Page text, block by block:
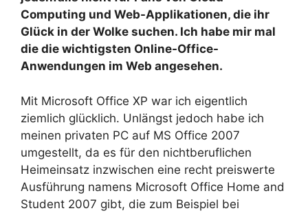
Computing und Web-Applikationen, die ihr
Glück in der Wolke suchen. Ich habe mir mal
die die wichtigsten Online-Office-
Anwendungen im Web angesehen.
Mit Microsoft Office XP war ich eigentlich
ziemlich glücklich. Unlängst jedoch habe ich
meinen privaten PC auf MS Office 2007
umgestellt, da es für den nichtberuflichen
Heimeinsatz inzwischen eine recht preiswerte
Ausführung namens Microsoft Office Home and
Student 2007 gibt, die zum Beispiel bei